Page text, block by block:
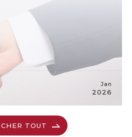
Jan
2026
TOUT